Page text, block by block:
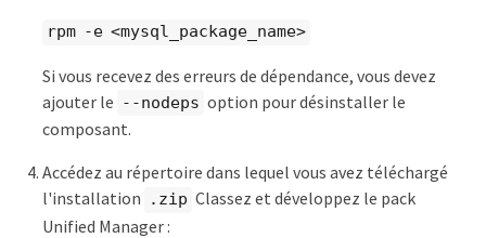
rpm -e <mysql_package_name>
Si vous recevez des erreurs de dépendance, vous devez
ajouter le --nodeps option pour désinstaller le
composant.
Accédez au répertoire dans lequel vous avez téléchargé
l'installation
.zip Classez et développez le pack
Unified Manager :